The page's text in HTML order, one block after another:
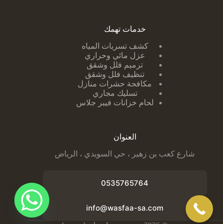
خدمات تهمك
كشف تسربات ا لمياه
عزل مائي وحراري
ترميم فلل وشقق
تنظيف فلل وشقق
مكافحة حشرات منازل
تسليك مجاري
لحام خزانات فيبر جلاس
العنوان
شارع كعب بن زهير ، حي السويدي ، الرياض
0535765764
info@wasfaa-sa.com